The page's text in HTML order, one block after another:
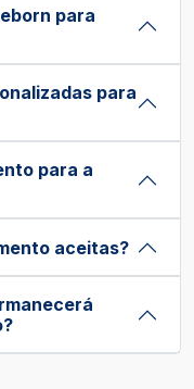
para
para
para a
aceitas?